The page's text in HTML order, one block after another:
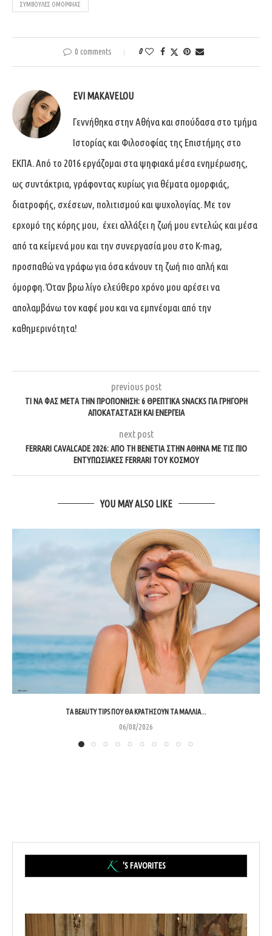
ΣΥΜΒΟΥΛΈΣ ΟΜΟΡΦΙΆΣ
0 comments 0
EVI MAKAVELOU
Γεννήθηκα στην Αθήνα και σπούδασα στο τμήμα
Ιστορίας και Φιλοσοφίας της Επιστήμης στο
ΕΚΠΑ. Από το 2016 εργάζομαι στα ψηφιακά μέσα ενημέρωσης,
ως συντάκτρια, γράφοντας κυρίως για θέματα ομορφιάς,
διατροφής, σχέσεων, πολιτισμού και ψυχολογίας. Με τον
ερχομό της κόρης μου, έχει αλλάξει η ζωή μου εντελώς και μέσα
από τα κείμενά μου και την συνεργασία μου στο K-mag,
προσπαθώ να γράφω για όσα κάνουν τη ζωή πιο απλή και
όμορφη. Όταν βρω λίγο ελεύθερο χρόνο μου αρέσει να
απολαμβάνω τον καφέ μου και να εμπνέομαι από την
καθημερινότητα!
previous post
ΤΙ ΝΑ ΦΑΣ ΜΕΤΆ ΤΗΝ ΠΡΟΠΌΝΗΣΗ: 6 ΘΡΕΠΤΙΚΆ SNACKS ΓΙΑ ΓΡΉΓΟΡΗ
ΑΠΟΚΑΤΆΣΤΑΣΗ ΚΑΙ ΕΝΈΡΓΕΙΑ
next post
FERRARI CAVALCADE 2026: ΑΠΌ ΤΗ ΒΕΝΕΤΊΑ ΣΤΗΝ ΑΘΉΝΑ ΜΕ ΤΙΣ ΠΙΟ
ΕΝΤΥΠΩΣΙΑΚΈΣ FERRARI ΤΟΥ ΚΌΣΜΟΥ
YOU MAY ALSO LIKE
ΤΑ BEAUTY TIPS ΠΟΥ ΘΑ ΚΡΑΤΉΣΟΥΝ ΤΑ ΜΑΛΛΙΆ...
06/08/2026
'S FAVORITES